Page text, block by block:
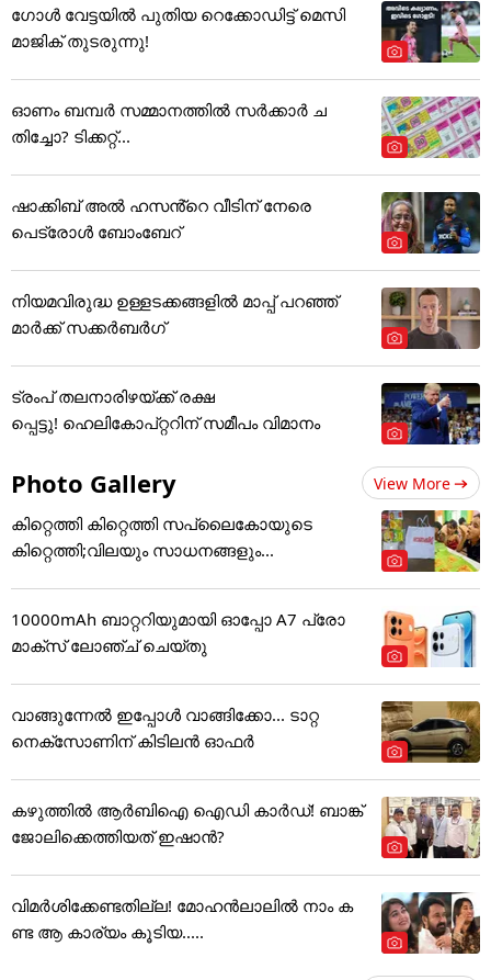
ഗോൾ വേട്ടയിൽ പുതിയ റെക്കോഡിട്ട് ​മെസി
മാജിക് തുടരുന്നു!
ഓണം ബമ്പര്‍ സമ്മാനത്തില്‍ സര്‍ക്കാര്‍ ച
തിച്ചോ? ടിക്കറ്റ്...
ഷാക്കിബ് അൽ ഹസൻ്റെ വീടിന് നേരെ
പെട്രോൾ ബോംബേറ്
നിയമവിരുദ്ധ ഉള്ളടക്കങ്ങളിൽ മാപ്പ് പറഞ്ഞ്
മാർക്ക് സക്കർബർഗ്
ട്രംപ് തലനാരിഴയ്ക്ക് രക്ഷ
പ്പെട്ടു! ഹെലികോപ്റ്ററിന് സമീപം വിമാനം
Photo Gallery View More
കിറ്റെത്തി കിറ്റെത്തി സപ്ലൈകോയുടെ
കിറ്റെത്തി;വിലയും സാധനങ്ങളും...
10000mAh ബാറ്ററിയുമായി ഓപ്പോ A7 പ്രോ
മാക്സ് ലോഞ്ച് ചെയ്തു
വാങ്ങുന്നേൽ ഇപ്പോൾ വാങ്ങിക്കോ... ടാറ്റ
നെക്സോണിന് കിടിലൻ ഓഫർ
കഴുത്തില്‍ ആര്‍ബിഐ ഐഡി കാര്‍ഡ്! ബാങ്ക്
ജോലിക്കെത്തിയത് ഇഷാന്‍?
വിമർശിക്കേണ്ടതില്ല! മോഹൻലാലിൽ നാം ക
ണ്ട ആ കാര്യം കൂടിയ.....